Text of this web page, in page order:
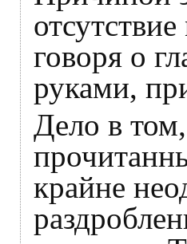
говоря о
руками,
Дело в
крайне